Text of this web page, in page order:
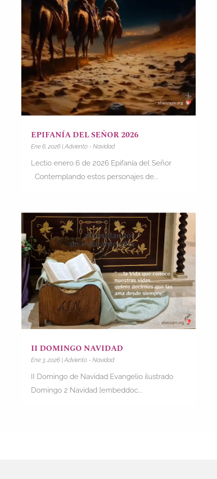
EPIFANÍA DEL SEÑOR 2026
Ene 6, 2026|Adviento - Navidad
Lectio enero 6 de 2026 Epifanía del Señor
Contemplando estos personajes de...
II DOMINGO NAVIDAD
Ene 3, 2026| Adviento - Navidad
II Domingo de Navidad Evangelio ilustrado
Domingo 2 Navidad [embeddoc...